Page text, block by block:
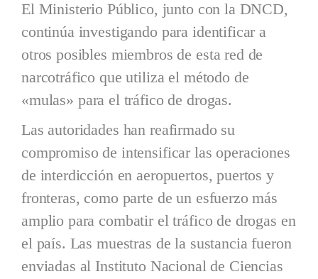
El Ministerio Público, junto con la DNCD,
continúa investigando para identificar a
otros posibles miembros de esta red de
narcotráfico que utiliza el método de
«mulas» para el tráfico de drogas.
Las autoridades han reafirmado su
compromiso de intensificar las operaciones
de interdicción en aeropuertos, puertos y
fronteras, como parte de un esfuerzo más
amplio para combatir el tráfico de drogas en
el país. Las muestras de la sustancia fueron
enviadas al Instituto Nacional de Ciencias